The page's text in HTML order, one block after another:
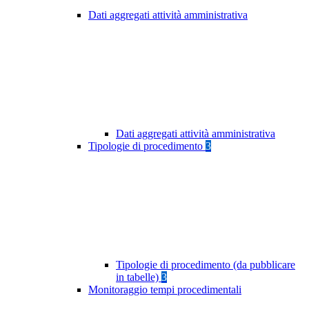
Dati aggregati attività amministrativa
Dati aggregati attività amministrativa
Tipologie di procedimento 3
Tipologie di procedimento (da pubblicare
in tabelle) 3
Monitoraggio tempi procedimentali